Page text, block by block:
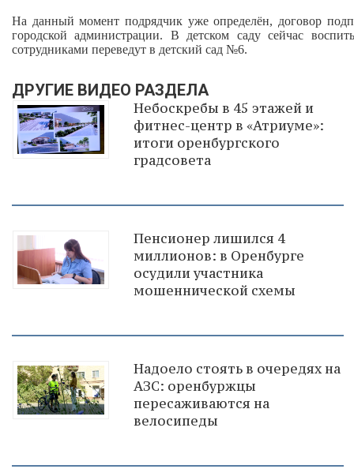
На данный момент подрядчик уже определён, договор
городской администрации. В детском саду сейчас
сотрудниками переведут в детский сад №6.
ДРУГИЕ ВИДЕО РАЗДЕЛА
Небоскребы в 45 этажей и
фитнес-центр в «Атриуме»:
итоги оренбургского
градсовета
Пенсионер лишился 4
миллионов: в Оренбурге
осудили участника
мошеннической схемы
Надоело стоять в очередях на
АЗС: оренбуржцы
пересаживаются на
велосипеды